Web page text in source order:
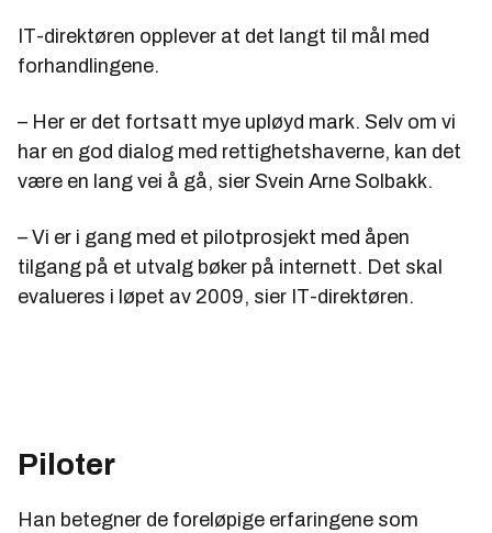
IT-direktøren opplever at det langt til mål med
forhandlingene.
– Her er det fortsatt mye upløyd mark. Selv om vi
har en god dialog med rettighetshaverne, kan det
være en lang vei å gå, sier Svein Arne Solbakk.
– Vi er i gang med et pilotprosjekt med åpen
tilgang på et utvalg bøker på internett. Det skal
evalueres i løpet av 2009, sier IT-direktøren.
Piloter
Han betegner de foreløpige erfaringene som